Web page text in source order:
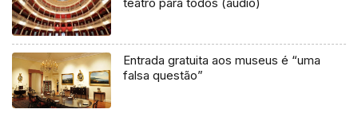
Entrada gratuita aos museus é “uma
falsa questão”